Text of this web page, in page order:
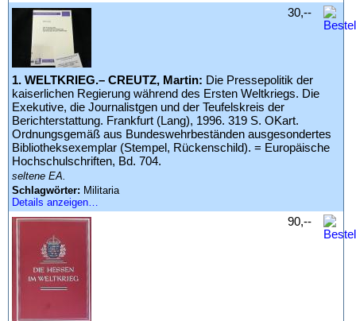
1. WELTKRIEG.– CREUTZ, Martin: Die Pressepolitik der
kaiserlichen Regierung während des Ersten Weltkriegs. Die
Exekutive, die Journalistgen und der Teufelskreis der
Berichterstattung. Frankfurt (Lang), 1996. 319 S. OKart.
Ordnungsgemäß aus Bundeswehrbeständen ausgesondertes
Bibliotheksexemplar (Stempel, Rückenschild). = Europäische
Hochschulschriften, Bd. 704.
seltene EA.
Schlagwörter: Militaria
Details anzeigen…
30,--
90,--